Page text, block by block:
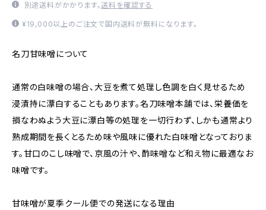
別途送料がかかります。送料を確認する
¥19,000以上のご注文で国内送料が無料になります。
名刀甘味噌について
通常の白味噌の場合、大豆を煮て処理し色調を白く見せるため
浸漬持に漂白することもあります。名刀味噌本舗では、栄養価を
損なわぬよう大豆に漂白等の処理を一切行わず、しかも通常より
熟成期間を長くとるため味や風味に優れた白味噌となっておりま
す。甘口のこし味噌で、京風の汁や、酢味噌など和え物に最適なお
味噌です。
甘味噌が夏季クール便での発送になる理由